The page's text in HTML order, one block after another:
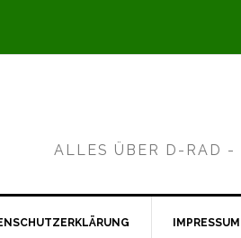
ALLES ÜBER D-RAD -
IMPRESSUM